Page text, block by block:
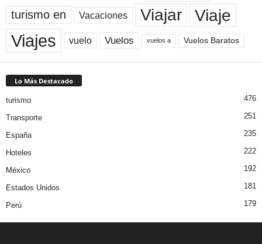
turismo en Vacaciones Viajar Viaje
Viajes vuelo Vuelos vuelos a Vuelos Baratos
Lo Más Destacado
turismo 476
Transporte 251
España 235
Hoteles 222
México 192
Estados Unidos 181
Perú 179